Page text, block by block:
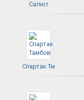
Салют
Спартак Тм